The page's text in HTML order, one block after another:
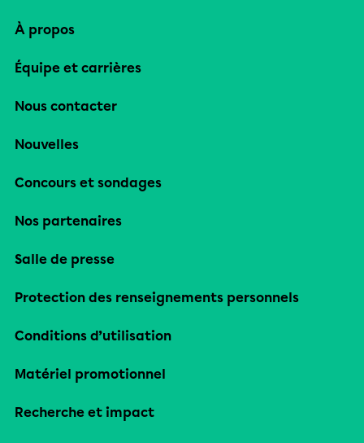
À propos
Équipe et carrières
Nous contacter
Nouvelles
Concours et sondages
Nos partenaires
Salle de presse
Protection des renseignements personnels
Conditions d’utilisation
Matériel promotionnel
Recherche et impact